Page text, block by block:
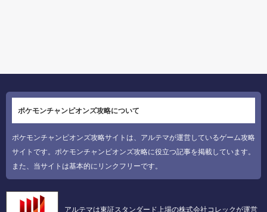
ポケモンチャンピオンズ攻略について
ポケモンチャンピオンズ攻略サイトは、アルテマが運営しているゲーム攻略
サイトです。ポケモンチャンピオンズ攻略に役立つ記事を掲載しています。
また、当サイトは基本的にリンクフリーです。
アルテマは東証スタンダード上場の株式会社コレックが運営